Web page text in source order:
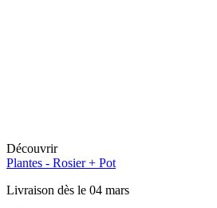
Découvrir
Plantes - Rosier + Pot
Livraison dès le 04 mars